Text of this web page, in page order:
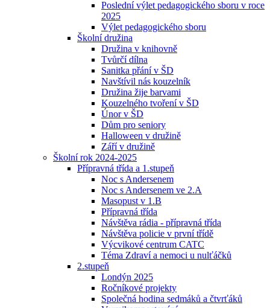
Poslední výlet pedagogického sboru v roce
2025
Výlet pedagogického sboru
Školní družina
Družina v knihovně
Tvůrčí dílna
Sanitka přání v ŠD
Navštívil nás kouzelník
Družina žije barvami
Kouzelného tvoření v ŠD
Únor v ŠD
Dům pro seniory
Halloween v družině
Září v družině
Školní rok 2024-2025
Přípravná třída a 1.stupeň
Noc s Andersenem
Noc s Andersenem ve 2.A
Masopust v 1.B
Přípravná třída
Návštěva rádia - přípravná třída
Návštěva policie v první třídě
Výcvikové centrum CATC
Téma Zdraví a nemoci u nulťáčků
2.stupeň
Londýn 2025
Ročníkové projekty
Společná hodina sedmáků a čtvrťáků